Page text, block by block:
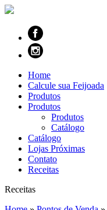
Home
Calcule sua Feijoada
Produtos
Produtos
Produtos
Catálogo
Catálogo
Lojas Próximas
Contato
Receitas
Receitas